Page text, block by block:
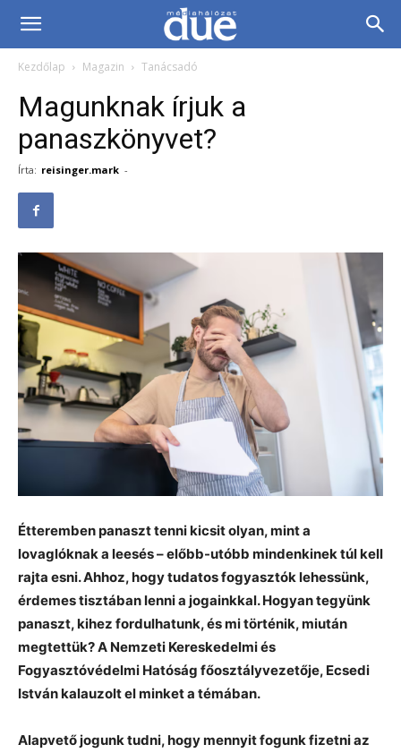
DUE
Médiahálózat…
Kezdőlap Magazin Tanácsadó
Magunknak írjuk a
panaszkönyvet?
Írta: reisinger.mark -
Étteremben panaszt tenni kicsit olyan, mint a
lovaglóknak a leesés – előbb-utóbb mindenkinek túl kell
rajta esni. Ahhoz, hogy tudatos fogyasztók lehessünk,
érdemes tisztában lenni a jogainkkal. Hogyan tegyünk
panaszt, kihez fordulhatunk, és mi történik, miután
megtettük? A Nemzeti Kereskedelmi és
Fogyasztóvédelmi Hatóság főosztályvezetője, Ecsedi
István kalauzolt el minket a témában.
Alapvető jogunk tudni, hogy mennyit fogunk fizetni az